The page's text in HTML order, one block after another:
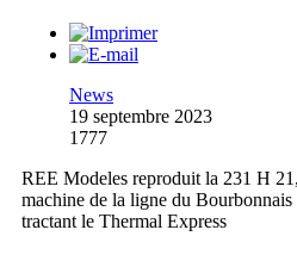
News
19 septembre 2023
1777
REE Modeles reproduit la 231 H 21,
machine de la ligne du Bourbonnais
tractant le Thermal Express